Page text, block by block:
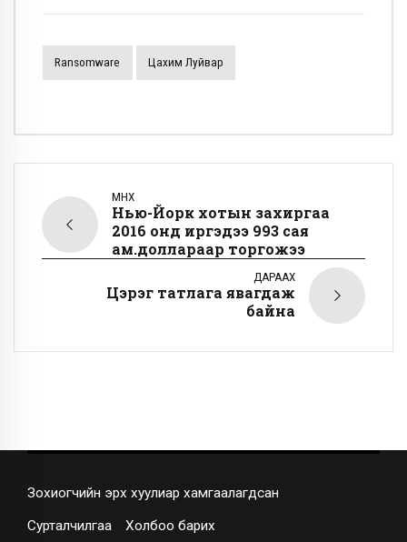
Ransomware Цахим Луйвар
ӨМНӨХ
Нью-Йорк хотын захиргаа
2016 онд иргэдээ 993 сая
ам.доллараар торгожээ
ДАРААХ
Цэрэг татлага явагдаж
байна
Зохиогчийн эрх хуулиар хамгаалагдсан
Сурталчилгаа Холбоо барих